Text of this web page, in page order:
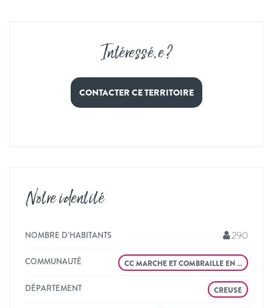
Intéressé.e ?
CONTACTER CE TERRITOIRE
Notre identité
NOMBRE D’HABITANTS 290
COMMUNAUTÉ CC MARCHE ET COMBRAILLE EN …
DÉPARTEMENT CREUSE